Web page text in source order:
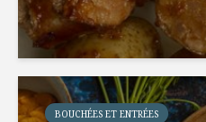
BOUCHÉES ET ENTRÉES